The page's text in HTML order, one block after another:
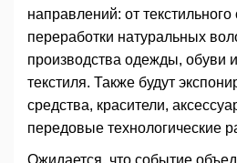
направлений: от
переработки натуральных
производства одежды, обуви
текстиля. Также будут
средства, красители,
передовые технологические
Ожидается, что событие